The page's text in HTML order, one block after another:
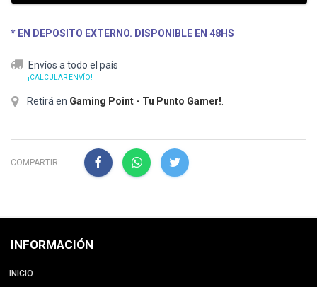
* EN DEPOSITO EXTERNO. DISPONIBLE EN 48HS
Envíos a todo el país
¡CALCULAR ENVÍO!
Retirá en Gaming Point - Tu Punto Gamer!
COMPARTIR:
INFORMACIÓN
INICIO